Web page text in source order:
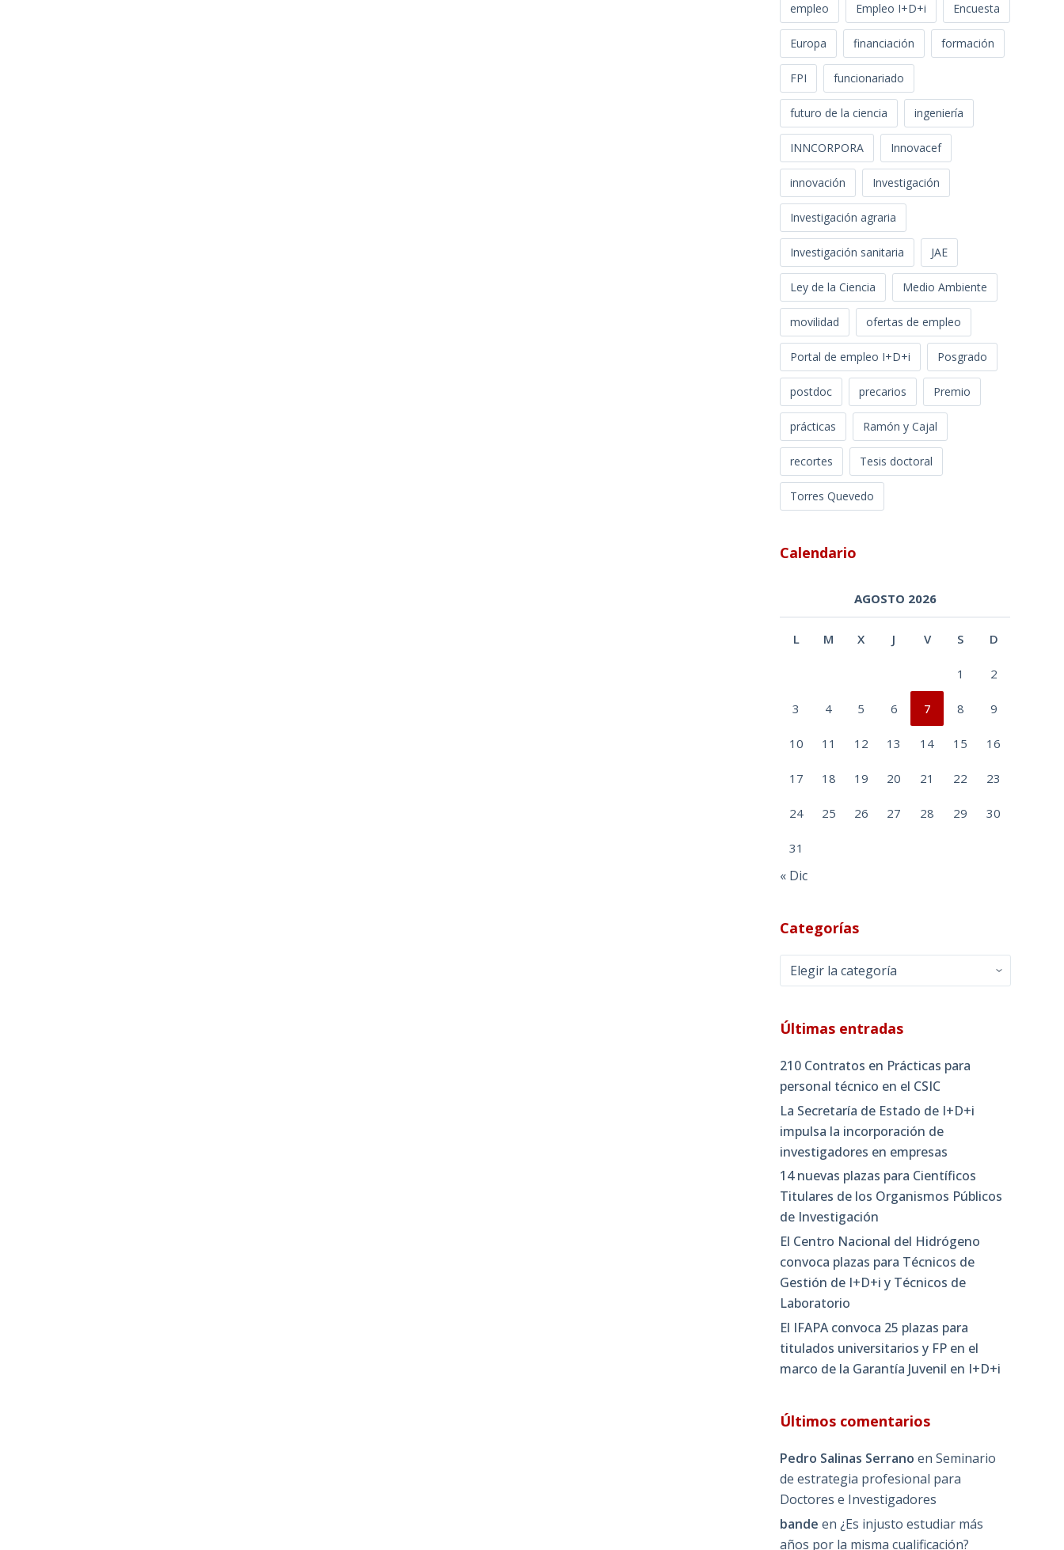
empleo Empleo I+D+i Encuesta
Europa financiación formación
FPI funcionariado
futuro de la ciencia ingeniería
INNCORPORA Innovacef
innovación Investigación
Investigación agraria
Investigación sanitaria JAE
Ley de la Ciencia Medio Ambiente
movilidad ofertas de empleo
Portal de empleo I+D+i Posgrado
postdoc precarios Premio
prácticas Ramón y Cajal
recortes Tesis doctoral
Torres Quevedo
Calendario
AGOSTO 2026
L M X J V S D
1 2
3 4 5 6 7 8 9
10 11 12 13 14 15 16
17 18 19 20 21 22 23
24 25 26 27 28 29 30
31
« Dic
Categorías
Categorías
Últimas entradas
210 Contratos en Prácticas para
personal técnico en el CSIC
La Secretaría de Estado de I+D+i
impulsa la incorporación de
investigadores en empresas
14 nuevas plazas para Científicos
Titulares de los Organismos Públicos
de Investigación
El Centro Nacional del Hidrógeno
convoca plazas para Técnicos de
Gestión de I+D+i y Técnicos de
Laboratorio
El IFAPA convoca 25 plazas para
titulados universitarios y FP en el
marco de la Garantía Juvenil en I+D+i
Últimos comentarios
Pedro Salinas Serrano enSeminario
de estrategia profesional para
Doctores e Investigadores
bande en¿Es injusto estudiar más
años por la misma cualificación?